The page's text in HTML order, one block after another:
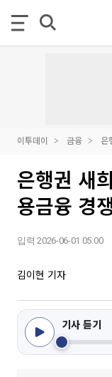
이투데이 금융 은
은행권 새
용금융 경
입력 2026-06-01 05:00
김이현 기자
기사 듣기